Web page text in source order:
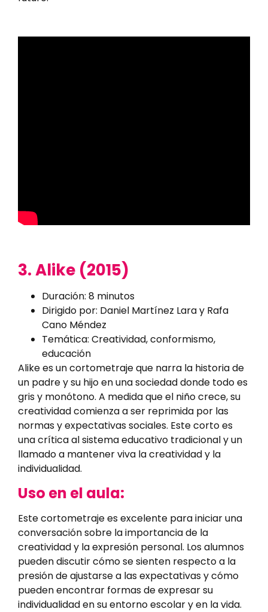
3. Alike (2015)
Duración: 8 minutos
Dirigido por: Daniel Martínez Lara y Rafa
Cano Méndez
Temática: Creatividad, conformismo,
educación
Alike es un cortometraje que narra la historia de
un padre y su hijo en una sociedad donde todo es
gris y monótono. A medida que el niño crece, su
creatividad comienza a ser reprimida por las
normas y expectativas sociales. Este corto es
una crítica al sistema educativo tradicional y un
llamado a mantener viva la creatividad y la
individualidad.
Uso en el aula:
Este cortometraje es excelente para iniciar una
conversación sobre la importancia de la
creatividad y la expresión personal. Los alumnos
pueden discutir cómo se sienten respecto a la
presión de ajustarse a las expectativas y cómo
pueden encontrar formas de expresar su
individualidad en su entorno escolar y en la vida.